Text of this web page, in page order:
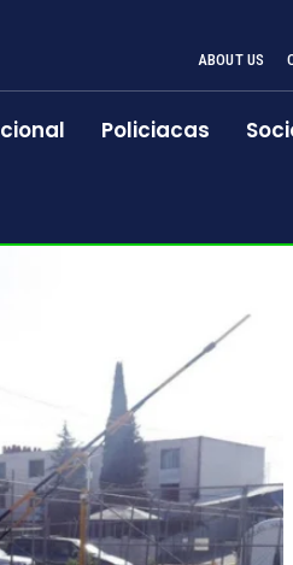
ABOUT US
Policiacas